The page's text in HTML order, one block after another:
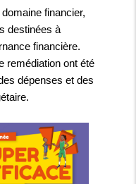
financier,
destinées à
financière.
remédiation ont été
dépenses et des